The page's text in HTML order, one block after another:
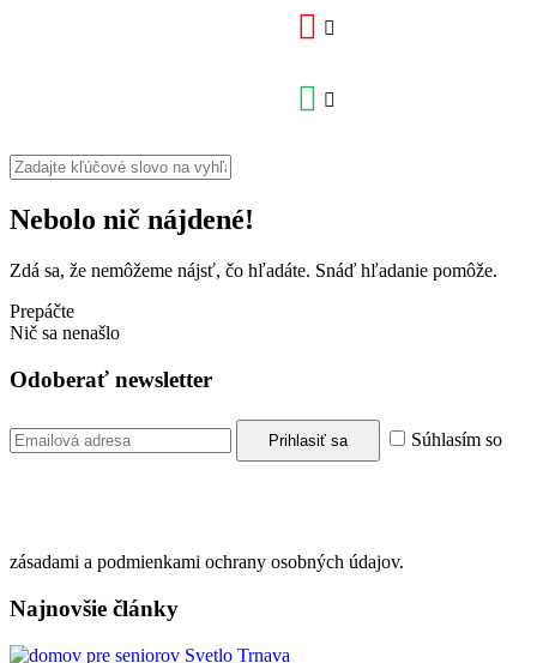
Nebolo nič nájdené!
Zdá sa, že nemôžeme nájsť, čo hľadáte. Snáď hľadanie pomôže.
Prepáčte
Nič sa nenašlo
Odoberať newsletter
Súhlasím so
zásadami a podmienkami ochrany osobných údajov.
Najnovšie články